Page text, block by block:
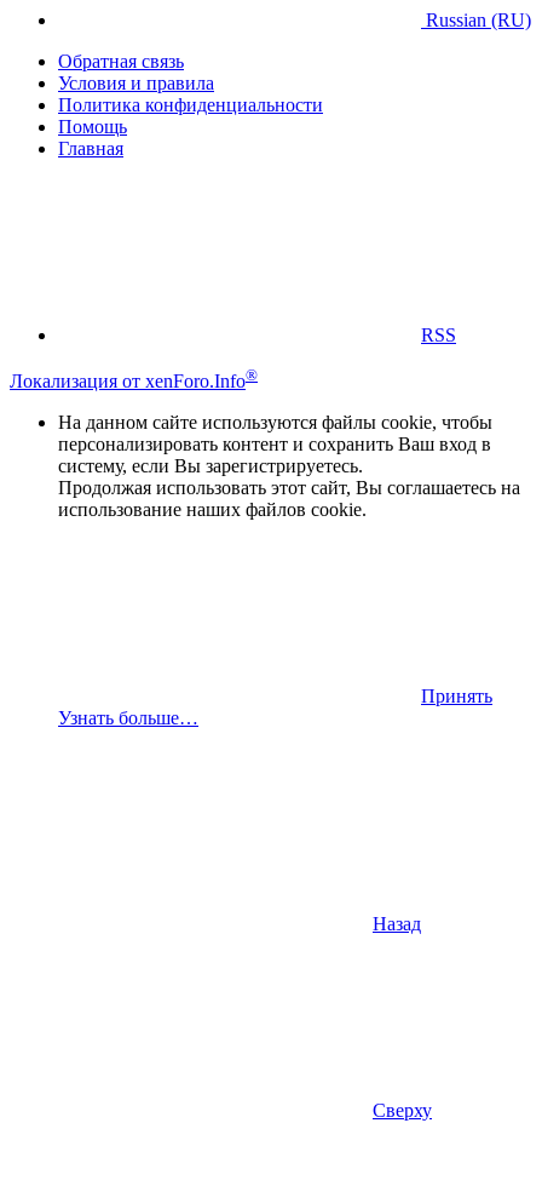
Russian (RU)
Обратная связь
Условия и правила
Политика конфиденциальности
Помощь
Главная
RSS
Локализация от xenForo.Info®
На данном сайте используются файлы cookie, чтобы
персонализировать контент и сохранить Ваш вход в
систему, если Вы зарегистрируетесь.
Продолжая использовать этот сайт, Вы соглашаетесь на
использование наших файлов cookie.
Принять
Узнать больше…
Назад
Сверху